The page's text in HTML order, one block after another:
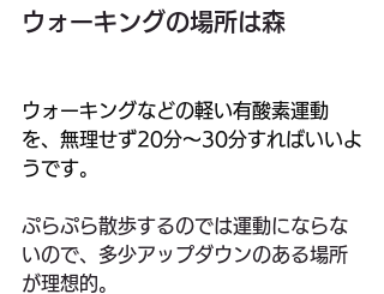
ウォーキングの場所は森
ウォーキングなどの軽い有酸素運動
を、無理せず20分〜30分すればいいよ
うです。
ぷらぷら散歩するのでは運動にならな
いので、多少アップダウンのある場所
が理想的。